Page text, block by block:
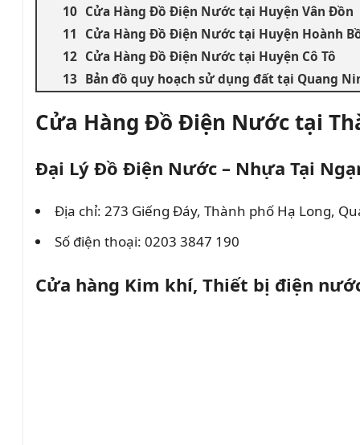
Cửa Hàng Đồ Điện Nước tại Huyện Vân Đồn
Cửa Hàng Đồ Điện Nước tại Huyện Hoành
Cửa Hàng Đồ Điện Nước tại Huyện Cô Tô
Bản đồ quy hoạch sử dụng đất tại Quang
Cửa Hàng Đồ Điện Nước tại
Đại Lý Đồ Điện Nước – Nhựa Tại
Địa chỉ: 273 Giếng Đáy, Thành phố Hạ Long,
Số điện thoại: 0203 3847 190
Cửa hàng Kim khí, Thiết bị điện